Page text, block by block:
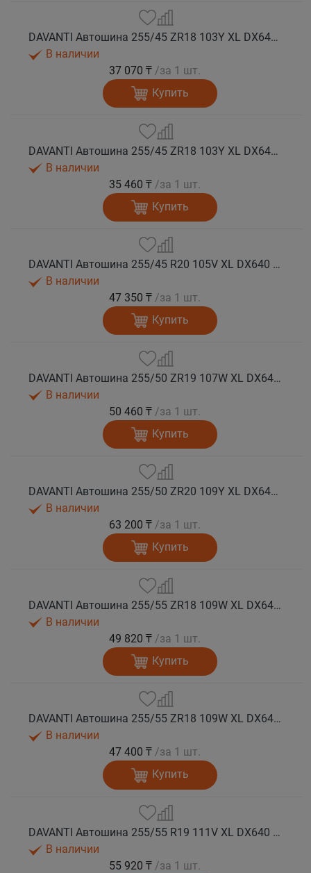
DAVANTI Автошина 255/45 ZR18 103Y XL DX640 RPR лето (Таиланд)
В наличии
37 070 ₸ /за 1 шт.
Купить
DAVANTI Автошина 255/45 ZR18 103Y XL DX640 RPR лето
В наличии
35 460 ₸ /за 1 шт.
Купить
DAVANTI Автошина 255/45 R20 105V XL DX640 RPR лето (Таиланд)
В наличии
47 350 ₸ /за 1 шт.
Купить
DAVANTI Автошина 255/50 ZR19 107W XL DX640 RPR лето (Таиланд)
В наличии
50 460 ₸ /за 1 шт.
Купить
DAVANTI Автошина 255/50 ZR20 109Y XL DX640 RPR лето (Таиланд)
В наличии
63 200 ₸ /за 1 шт.
Купить
DAVANTI Автошина 255/55 ZR18 109W XL DX640 RPR лето (Таиланд)
В наличии
49 820 ₸ /за 1 шт.
Купить
DAVANTI Автошина 255/55 ZR18 109W XL DX640 RPR лето
В наличии
47 400 ₸ /за 1 шт.
Купить
DAVANTI Автошина 255/55 R19 111V XL DX640 RPR лето
В наличии
55 920 ₸ /за 1 шт.